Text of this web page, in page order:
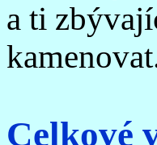
a ti
Celkové